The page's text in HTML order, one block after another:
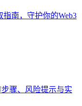
南，守护你的Web3
骤、风险提示与实